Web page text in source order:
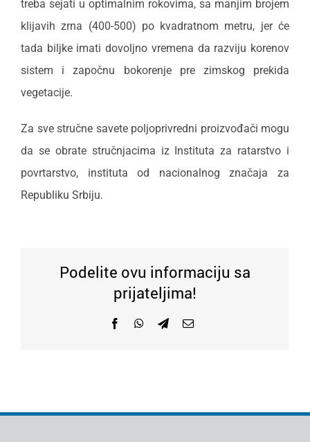
treba sejati u optimalnim rokovima, sa manjim brojem
klijavih zrna (400-500) po kvadratnom metru, jer će
tada biljke imati dovoljno vremena da razviju korenov
sistem i započnu bokorenje pre zimskog prekida
vegetacije.
Za sve stručne savete poljoprivredni proizvođači mogu
da se obrate stručnjacima iz Instituta za ratarstvo i
povrtarstvo, instituta od nacionalnog značaja za
Republiku Srbiju.
Podelite ovu informaciju sa
prijateljima!
FacebookWhatsApp
TelegramEmail